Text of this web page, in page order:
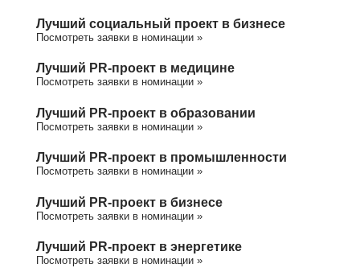
Лучший социальный проект в бизнесе
Посмотреть заявки в номинации »
Лучший PR-проект в медицине
Посмотреть заявки в номинации »
Лучший PR-проект в образовании
Посмотреть заявки в номинации »
Лучший PR-проект в промышленности
Посмотреть заявки в номинации »
Лучший PR-проект в бизнесе
Посмотреть заявки в номинации »
Лучший PR-проект в энергетике
Посмотреть заявки в номинации »